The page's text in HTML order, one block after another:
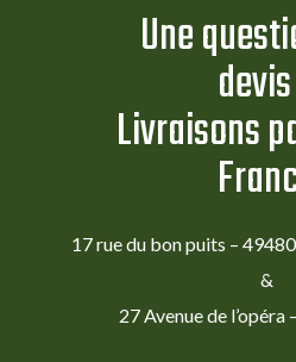
Une
Livraisons
17 rue du bon puits –
&
27 Avenue de l’opéra